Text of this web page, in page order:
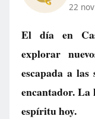
22
El día en
explorar
escapada a
encantador.
espíritu hoy.